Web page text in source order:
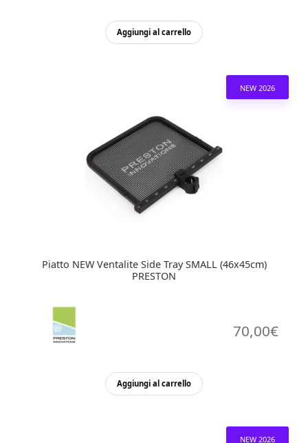
Aggiungi al carrello
NEW 2026
Piatto NEW Ventalite Side Tray SMALL (46x45cm)
PRESTON
70,00€
Aggiungi al carrello
NEW 2026